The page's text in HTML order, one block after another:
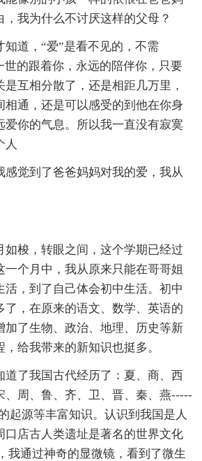
，我为什么不讨厌这样的父母？
知道，“爱”是看不见的，不需
世的跟着你，永远的陪伴你，只要
互相分散了，还是相距几万里，
相通，还是可以感受的到他在你身
爱你的气息。所以我一直没有寂寞
人
感觉到了爸爸妈妈对我的爱，我从
如梭，转眼之间，这个学期已经过
一个月中，我从原来只能在哥哥姐
活，到了自己体会初中生活。初中
了，在原来的语文、数学、英语的
加了生物、政治、地理、历史等新
给我带来的新知识也挺多。
道了我国古代经历了：夏、商、西
、周、鲁、齐、卫、晋、秦、燕-----
起源等丰富知识。认识到我国是人
口店古人类遗址是著名的世界文化
我通过神奇的显微镜，看到了微生